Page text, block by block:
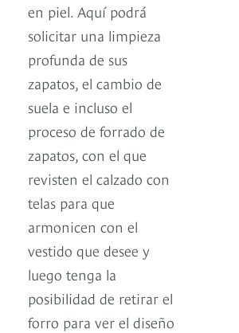
en piel. Aquí podrá
solicitar una limpieza
profunda de sus
zapatos, el cambio de
suela e incluso el
proceso de forrado de
zapatos, con el que
revisten el calzado con
telas para que
armonicen con el
vestido que desee y
luego tenga la
posibilidad de retirar el
forro para ver el diseño